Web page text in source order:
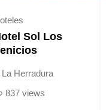
Sol Los
La Herradura
837 views